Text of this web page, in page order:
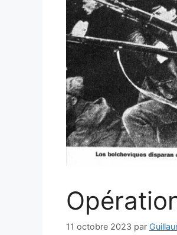
11 octobre 2023 par